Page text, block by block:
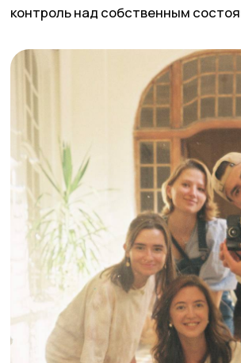
ЩУКА, где купить?
Статьи
Гастро
Культура
Мода
Люди
Экономика для зумеров
О нас
Карьера
Политика
конфиденциальности
Общие условия договора
Правила возврата
По вопросам сотрудничества вы можете написать
на
worldpike@gmail.com
Сотрудничество
Рекламодателям
Спецпроекты
Афиша
Сувениры
Медиакит